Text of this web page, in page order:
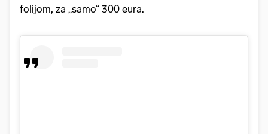
folijom, za „samo“ 300 eura.